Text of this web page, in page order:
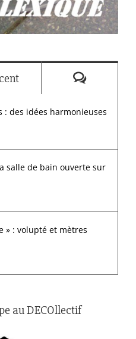
: des idées harmonieuses
salle de bain ouverte sur
» : volupté et mètres
au DECOllectif